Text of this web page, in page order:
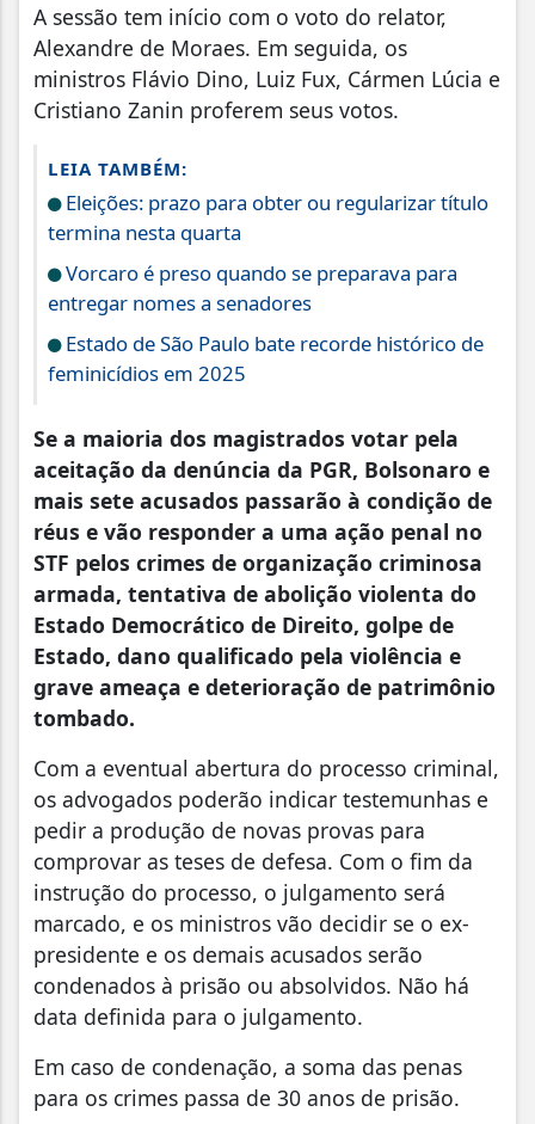
A sessão tem início com o voto do relator,
Alexandre de Moraes. Em seguida, os
ministros Flávio Dino, Luiz Fux, Cármen Lúcia e
Cristiano Zanin proferem seus votos.
LEIA TAMBÉM:
Eleições: prazo para obter ou regularizar título
termina nesta quarta
Vorcaro é preso quando se preparava para
entregar nomes a senadores
Estado de São Paulo bate recorde histórico de
feminicídios em 2025
Se a maioria dos magistrados votar pela
aceitação da denúncia da PGR, Bolsonaro e
mais sete acusados passarão à condição de
réus e vão responder a uma ação penal no
STF pelos crimes de organização criminosa
armada, tentativa de abolição violenta do
Estado Democrático de Direito, golpe de
Estado, dano qualificado pela violência e
grave ameaça e deterioração de patrimônio
tombado.
Com a eventual abertura do processo criminal,
os advogados poderão indicar testemunhas e
pedir a produção de novas provas para
comprovar as teses de defesa. Com o fim da
instrução do processo, o julgamento será
marcado, e os ministros vão decidir se o ex-
presidente e os demais acusados serão
condenados à prisão ou absolvidos. Não há
data definida para o julgamento.
Em caso de condenação, a soma das penas
para os crimes passa de 30 anos de prisão.